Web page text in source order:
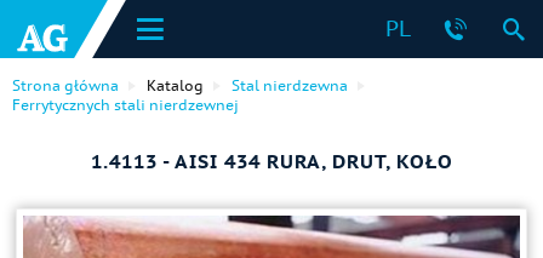
PL
Strona główna Katalog
Stal nierdzewna
Ferrytycznych stali nierdzewnej
1.4113 - AISI 434 RURA, DRUT, KOŁO